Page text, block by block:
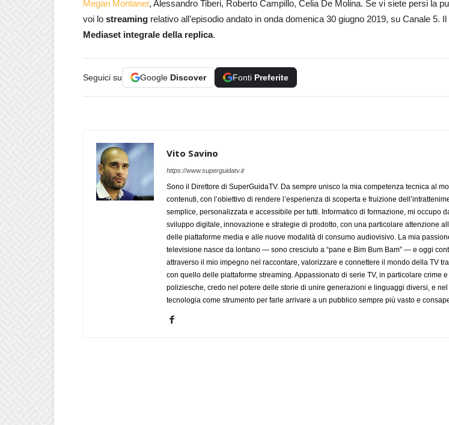
Megan Montaner, Alessandro Tiberi, Roberto Campillo, Celia De Molina. Se vi siete persi la
voi lo streaming relativo all’episodio andato in onda domenica 30 giugno 2019, su Canale 5. Il
Mediaset integrale della replica.
Seguici su Google Discover Fonti Preferite
Vito Savino
https://www.superguidatv.it
Sono il Direttore di SuperGuidaTV. Da sempre unisco la mia competenza tecnica al
contenuti, con l’obiettivo di rendere l’esperienza di scoperta e fruizione
semplice, personalizzata e accessibile per tutti. Informatico di formazione, mi occupo
sviluppo digitale, innovazione e strategie di prodotto, con una particolare attenzione
delle piattaforme media e alle nuove modalità di consumo audiovisivo. La mia
televisione nasce da lontano — sono cresciuto a “pane e Bim Bum Bam” — e oggi
attraverso il mio impegno nel raccontare, valorizzare e connettere il mondo della TV
con quello delle piattaforme streaming. Appassionato di serie TV, in particolare crime e
poliziesche, credo nel potere delle storie di unire generazioni e linguaggi diversi, e
tecnologia come strumento per farle arrivare a un pubblico sempre più vasto e